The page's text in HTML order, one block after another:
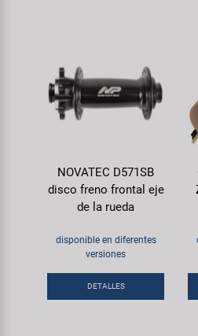
NOVATEC D571SB
disco freno frontal eje
de la rueda
disponible en diferentes
versiones
DETALLES